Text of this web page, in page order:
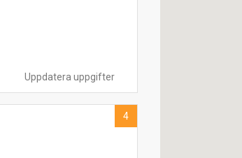
Uppdatera uppgifter
4